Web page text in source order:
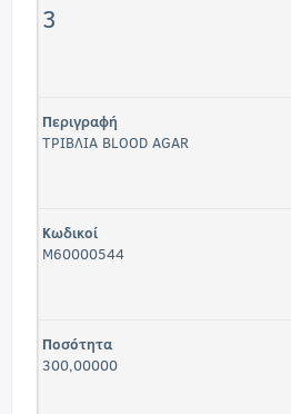
3
Περιγραφή
ΤΡΙΒΛΙΑ BLOOD AGAR
Κωδικοί
M60000544
Ποσότητα
300,00000